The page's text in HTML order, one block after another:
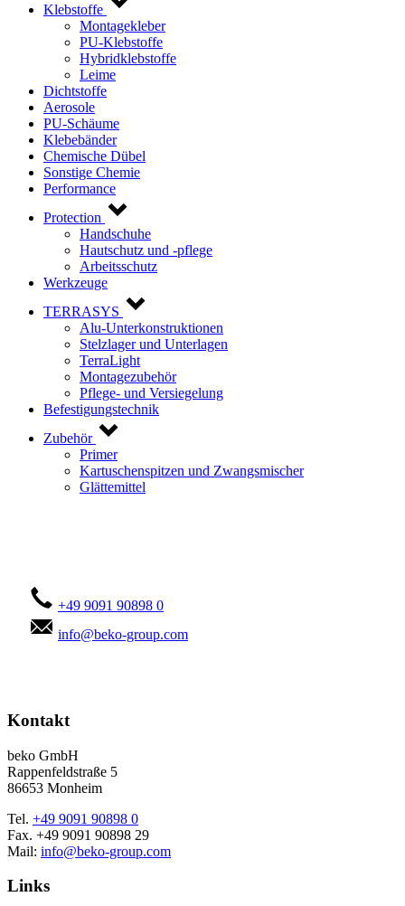
Klebstoffe
Montagekleber
PU-Klebstoffe
Hybridklebstoffe
Leime
Dichtstoffe
Aerosole
PU-Schäume
Klebebänder
Chemische Dübel
Sonstige Chemie
Performance
Protection
Handschuhe
Hautschutz und -pflege
Arbeitsschutz
Werkzeuge
TERRASYS
Alu-Unterkonstruktionen
Stelzlager und Unterlagen
TerraLight
Montagezubehör
Pflege- und Versiegelung
Befestigungstechnik
Zubehör
Primer
Kartuschenspitzen und Zwangsmischer
Glättemittel
+49 9091 90898 0
info@beko-group.com
Kontakt
beko GmbH
Rappenfeldstraße 5
86653 Monheim
Tel. +49 9091 90898 0
Fax. +49 9091 90898 29
Mail: info@beko-group.com
Links